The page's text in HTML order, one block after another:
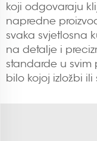
koji odgovaraju
napredne
svaka svjetlosna
na detalje i
standarde u svim
bilo kojoj izložbi ili